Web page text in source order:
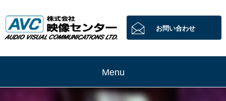
お問い合わせ
Menu